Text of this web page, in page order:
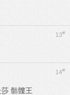
13#
14#
骷髏王